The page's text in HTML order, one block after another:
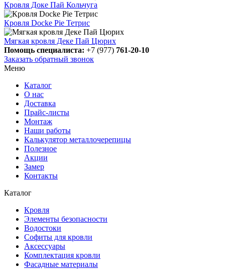
Кровля Доке Пай Кольчуга
Кровля Docke Pie Тетрис
Мягкая кровля Деке Пай Цюрих
Помощь специалиста: +7 (977) 761-20-10
Заказать обратный звонок
Меню
Каталог
О нас
Доставка
Прайс-листы
Монтаж
Наши работы
Калькулятор металлочерепицы
Полезное
Акции
Замер
Контакты
Каталог
Кровля
Элементы безопасности
Водостоки
Софиты для кровли
Аксессуары
Комплектация кровли
Фасадные материалы